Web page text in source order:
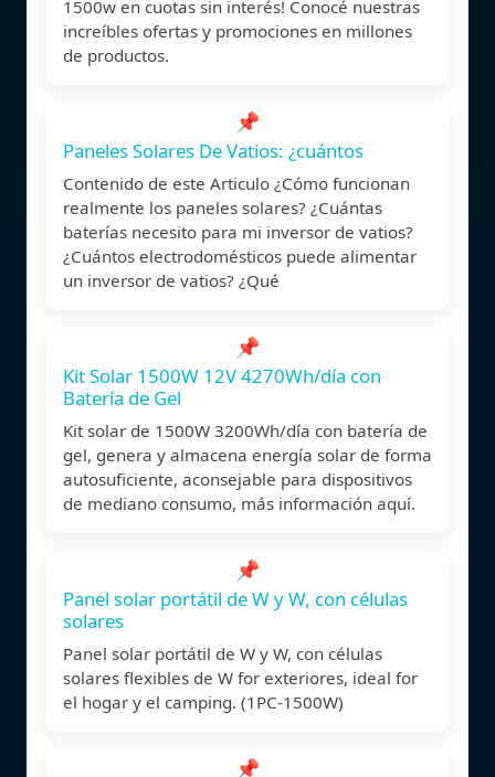
1500w en cuotas sin interés! Conocé nuestras
increíbles ofertas y promociones en millones
de productos.
📌
Paneles Solares De Vatios: ¿cuántos
Contenido de este Articulo ¿Cómo funcionan
realmente los paneles solares? ¿Cuántas
baterías necesito para mi inversor de vatios?
¿Cuántos electrodomésticos puede alimentar
un inversor de vatios? ¿Qué
📌
Kit Solar 1500W 12V 4270Wh/día con
Batería de Gel
Kit solar de 1500W 3200Wh/día con batería de
gel, genera y almacena energía solar de forma
autosuficiente, aconsejable para dispositivos
de mediano consumo, más información aquí.
📌
Panel solar portátil de W y W, con células
solares
Panel solar portátil de W y W, con células
solares flexibles de W for exteriores, ideal for
el hogar y el camping. (1PC-1500W)
📌